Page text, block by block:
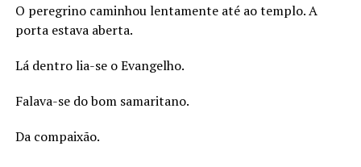
O peregrino caminhou lentamente até ao templo. A
porta estava aberta.
Lá dentro lia-se o Evangelho.
Falava-se do bom samaritano.
Da compaixão.